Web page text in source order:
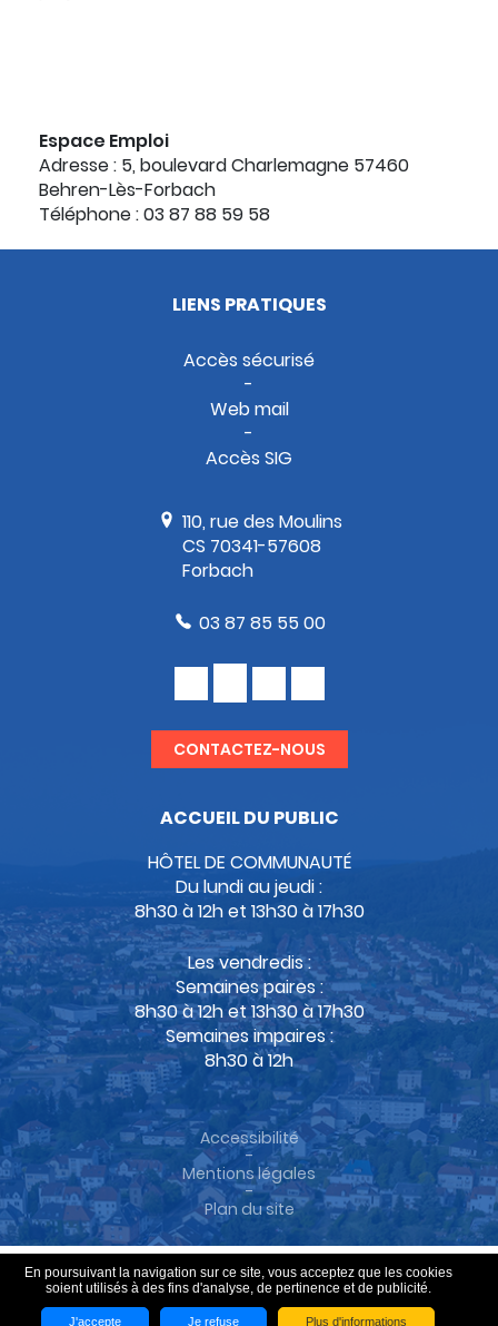
En poursuivant la navigation sur ce site, vous acceptez que les cookies
soient utilisés à des fins d'analyse, de pertinence et de publicité.
J'accepte Je refuse Plus d'informations
Espace Emploi
Adresse : 5, boulevard Charlemagne 57460
Behren-Lès-Forbach
Téléphone : 03 87 88 59 58
LIENS PRATIQUES
Accès sécurisé
Web mail
Accès SIG
110, rue des Moulins
CS 70341-57608
Forbach
03 87 85 55 00
CONTACTEZ-NOUS
ACCUEIL DU PUBLIC
HÔTEL DE COMMUNAUTÉ
Du lundi au jeudi :
8h30 à 12h et 13h30 à 17h30
Les vendredis :
Semaines paires :
8h30 à 12h et 13h30 à 17h30
Semaines impaires :
8h30 à 12h
Accessibilité
-
Mentions légales
-
Plan du site